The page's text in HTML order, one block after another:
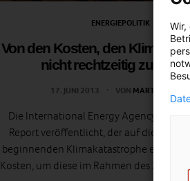
ENERGIEPOLITIK
Von den Kosten, den
nicht rechtzeitig zu
17. JUNI 2013 VON MARTIN SKOPAL
Die International Energy Agency hat
Report veröffentlicht, der auf die
beginnenden Klimakatastrophe eingeht
Kosten, um diese im Rahmen des 2°C-
Wir,